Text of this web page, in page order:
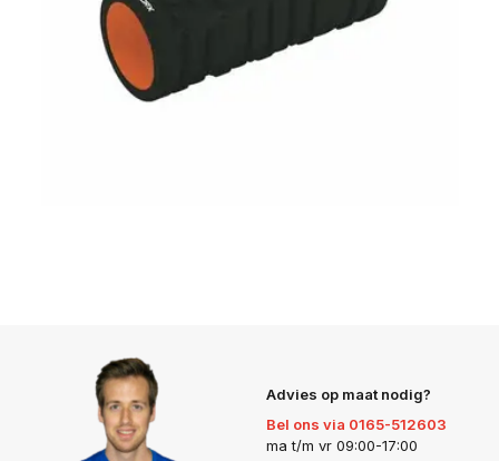
Advies op maat nodig?
Bel ons via 0165-512603
ma t/m vr 09:00-17:00